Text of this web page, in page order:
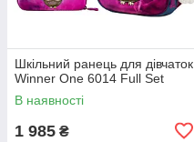
Шкільний ранець для дівчаток
Winner One 6014 Full Set
В наявності
1 985 ₴